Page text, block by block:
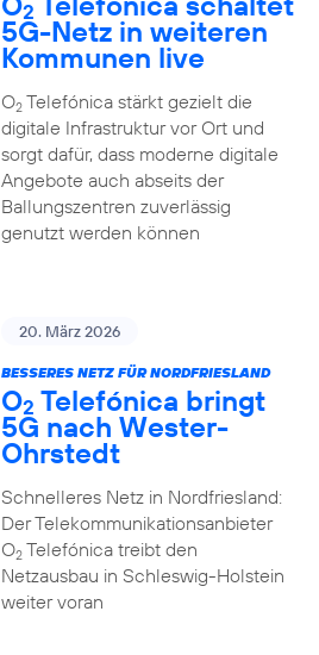
2
5G-Netz in weiteren
Kommunen live
O2Telefónica stärkt gezielt die
digitale Infrastruktur vor Ort und
sorgt dafür, dass moderne digitale
Angebote auch abseits der
Ballungszentren zuverlässig
genutzt werden können
20. März 2026
BESSERES NETZ FÜR NORDFRIESLAND
O2 Telefónica bringt
5G nach Wester-
Ohrstedt
Schnelleres Netz in Nordfriesland:
Der Telekommunikationsanbieter
O2Telefónica treibt den
Netzausbau in Schleswig-Holstein
weiter voran